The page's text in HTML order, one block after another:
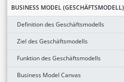
BUSINESS MODEL (GESCHÄFTSMODELL)
Definition des Geschäftsmodells
Ziel des Geschäftsmodells
Funktion des Geschäftsmodells
Business Model Canvas